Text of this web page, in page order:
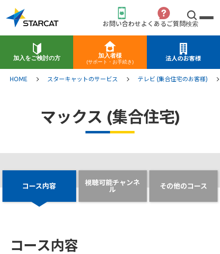
お問い合わせ よくあるご質問検索
加入をご検討の方 加入者様
(サポート・お手続き)
法人のお客様
HOME スターキャットのサービス テレビ (集合住宅のお客様)
マックス (集合住宅)
コース内容
視聴可能チャンネ
ル
その他のコース
コース内容